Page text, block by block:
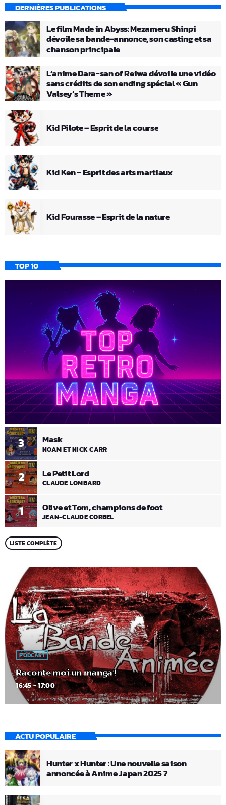
DERNIÈRES PUBLICATIONS
Le film Made in Abyss: Mezameru Shinpi
dévoile sa bande-annonce, son casting et sa
chanson principale
L’anime Dara-san of Reiwa dévoile une vidéo
sans crédits de son ending spécial « Gun
Valsey’s Theme »
Kid Pilote – Esprit de la course
Kid Ken – Esprit des arts martiaux
Kid Fourasse – Esprit de la nature
TOP 10
1 Olive et Tom, champions de foot
JEAN-CLAUDE CORBEL
2 Le Petit Lord
CLAUDE LOMBARD
3 Mask
NOAM ET NICK CARR
LISTE COMPLÈTE
PODCAST
Raconte moi un manga !
16:45 - 17:00
ACTU POPULAIRE
Hunter x Hunter : Une nouvelle saison
annoncée à Anime Japan 2025 ?